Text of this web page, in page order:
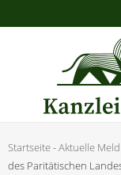
Startseite-Aktuelle
des Pari­tä­ti­schen